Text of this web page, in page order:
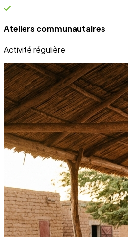
Ateliers communautaires
Activité régulière